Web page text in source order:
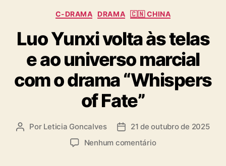
C
t
e
g
o
r
i
a
C-DRAMA DRAMA 🇨🇳 CHINA
Luo Yunxi volta às telas
e ao universo marcial
com o drama “Whispers
of Fate”
A Por Leticia Goncalves
D 21 de outubro de 2025
Nenhum comentárioe